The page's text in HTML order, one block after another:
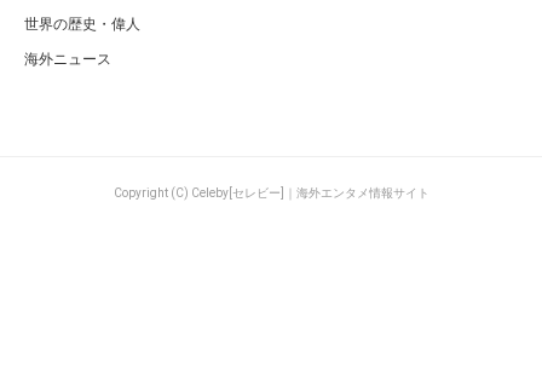
世界の歴史・偉人
海外ニュース
Copyright (C) Celeby[セレビー]｜海外エンタメ情報サイト